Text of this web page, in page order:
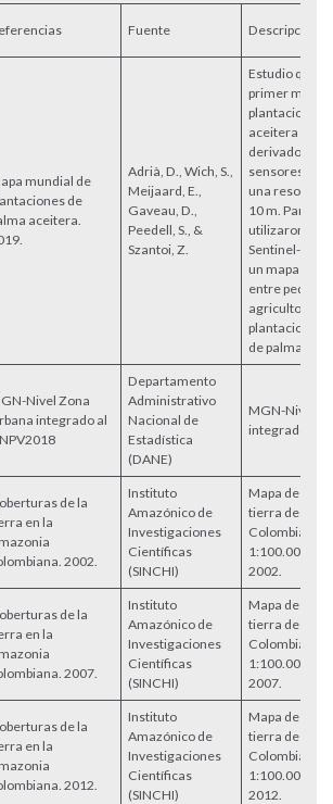
Fuente Descripción
mundial de
de
aceitera.
Adrià, D., Wich, S.,
Meijaard, E.,
Gaveau, D.,
Peedell, S., &
Szantoi, Z.
Estudio que
primer mapa
plantaciones
aceitera para
derivado de
sensores
una
10 m. Para
utilizaron
Sentinel-1 y
un mapa que
entre
agricultores y
plantaciones
de palma
Nivel Zona
integrado al
Departamento
Administrativo
Nacional de
Estadística
(DANE)
MGN-Nivel
integrado al
de la
en la
2002.
Instituto
Amazónico de
Investigaciones
Científicas
(SINCHI)
Mapa de
tierra de la
Colombiana
1:100.000
2002.
de la
en la
2007.
Instituto
Amazónico de
Investigaciones
Científicas
(SINCHI)
Mapa de
tierra de la
Colombiana
1:100.000
2007.
de la
en la
2012.
Instituto
Amazónico de
Investigaciones
Científicas
(SINCHI)
Mapa de
tierra de la
Colombiana
1:100.000
2012.